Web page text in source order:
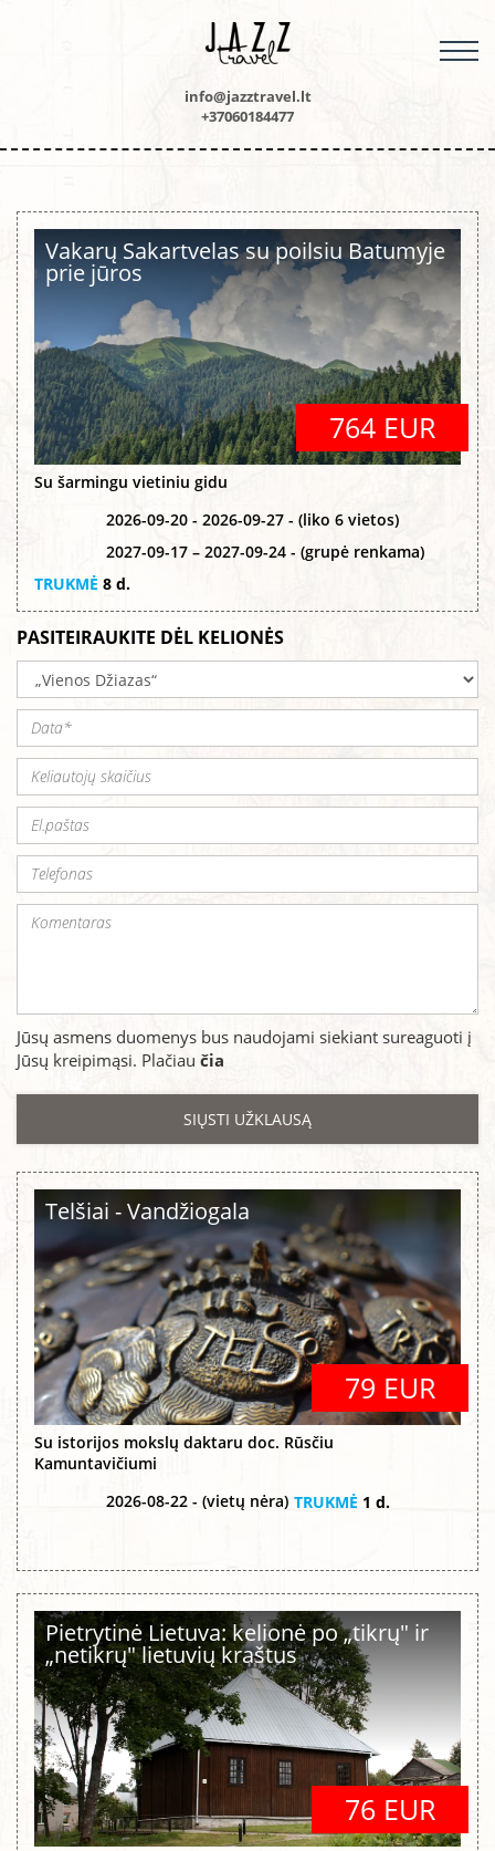
info@jazztravel.lt
+37060184477
Vakarų Sakartvelas su poilsiu Batumyje
prie jūros
764 EUR
Su šarmingu vietiniu gidu
2026-09-20 - 2026-09-27 - (liko 6 vietos)
2027-09-17 – 2027-09-24 - (grupė renkama)
TRUKMĖ 8 d.
PASITEIRAUKITE DĖL KELIONĖS
Jūsų asmens duomenys bus naudojami siekiant sureaguoti į
Jūsų kreipimąsi. Plačiau čia
Telšiai - Vandžiogala
79 EUR
Su istorijos mokslų daktaru doc. Rūsčiu
Kamuntavičiumi
2026-08-22 - (vietų nėra) TRUKMĖ 1 d.
Pietrytinė Lietuva: kelionė po „tikrų" ir
„netikrų" lietuvių kraštus
76 EUR